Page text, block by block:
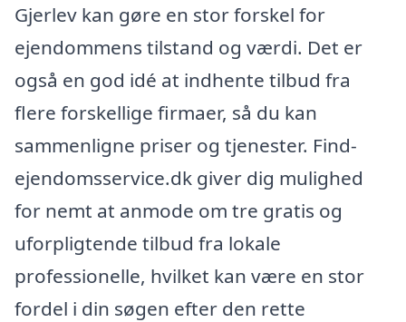
Gjerlev kan gøre en stor forskel for
ejendommens tilstand og værdi. Det er
også en god idé at indhente tilbud fra
flere forskellige firmaer, så du kan
sammenligne priser og tjenester. Find-
ejendomsservice.dk giver dig mulighed
for nemt at anmode om tre gratis og
uforpligtende tilbud fra lokale
professionelle, hvilket kan være en stor
fordel i din søgen efter den rette